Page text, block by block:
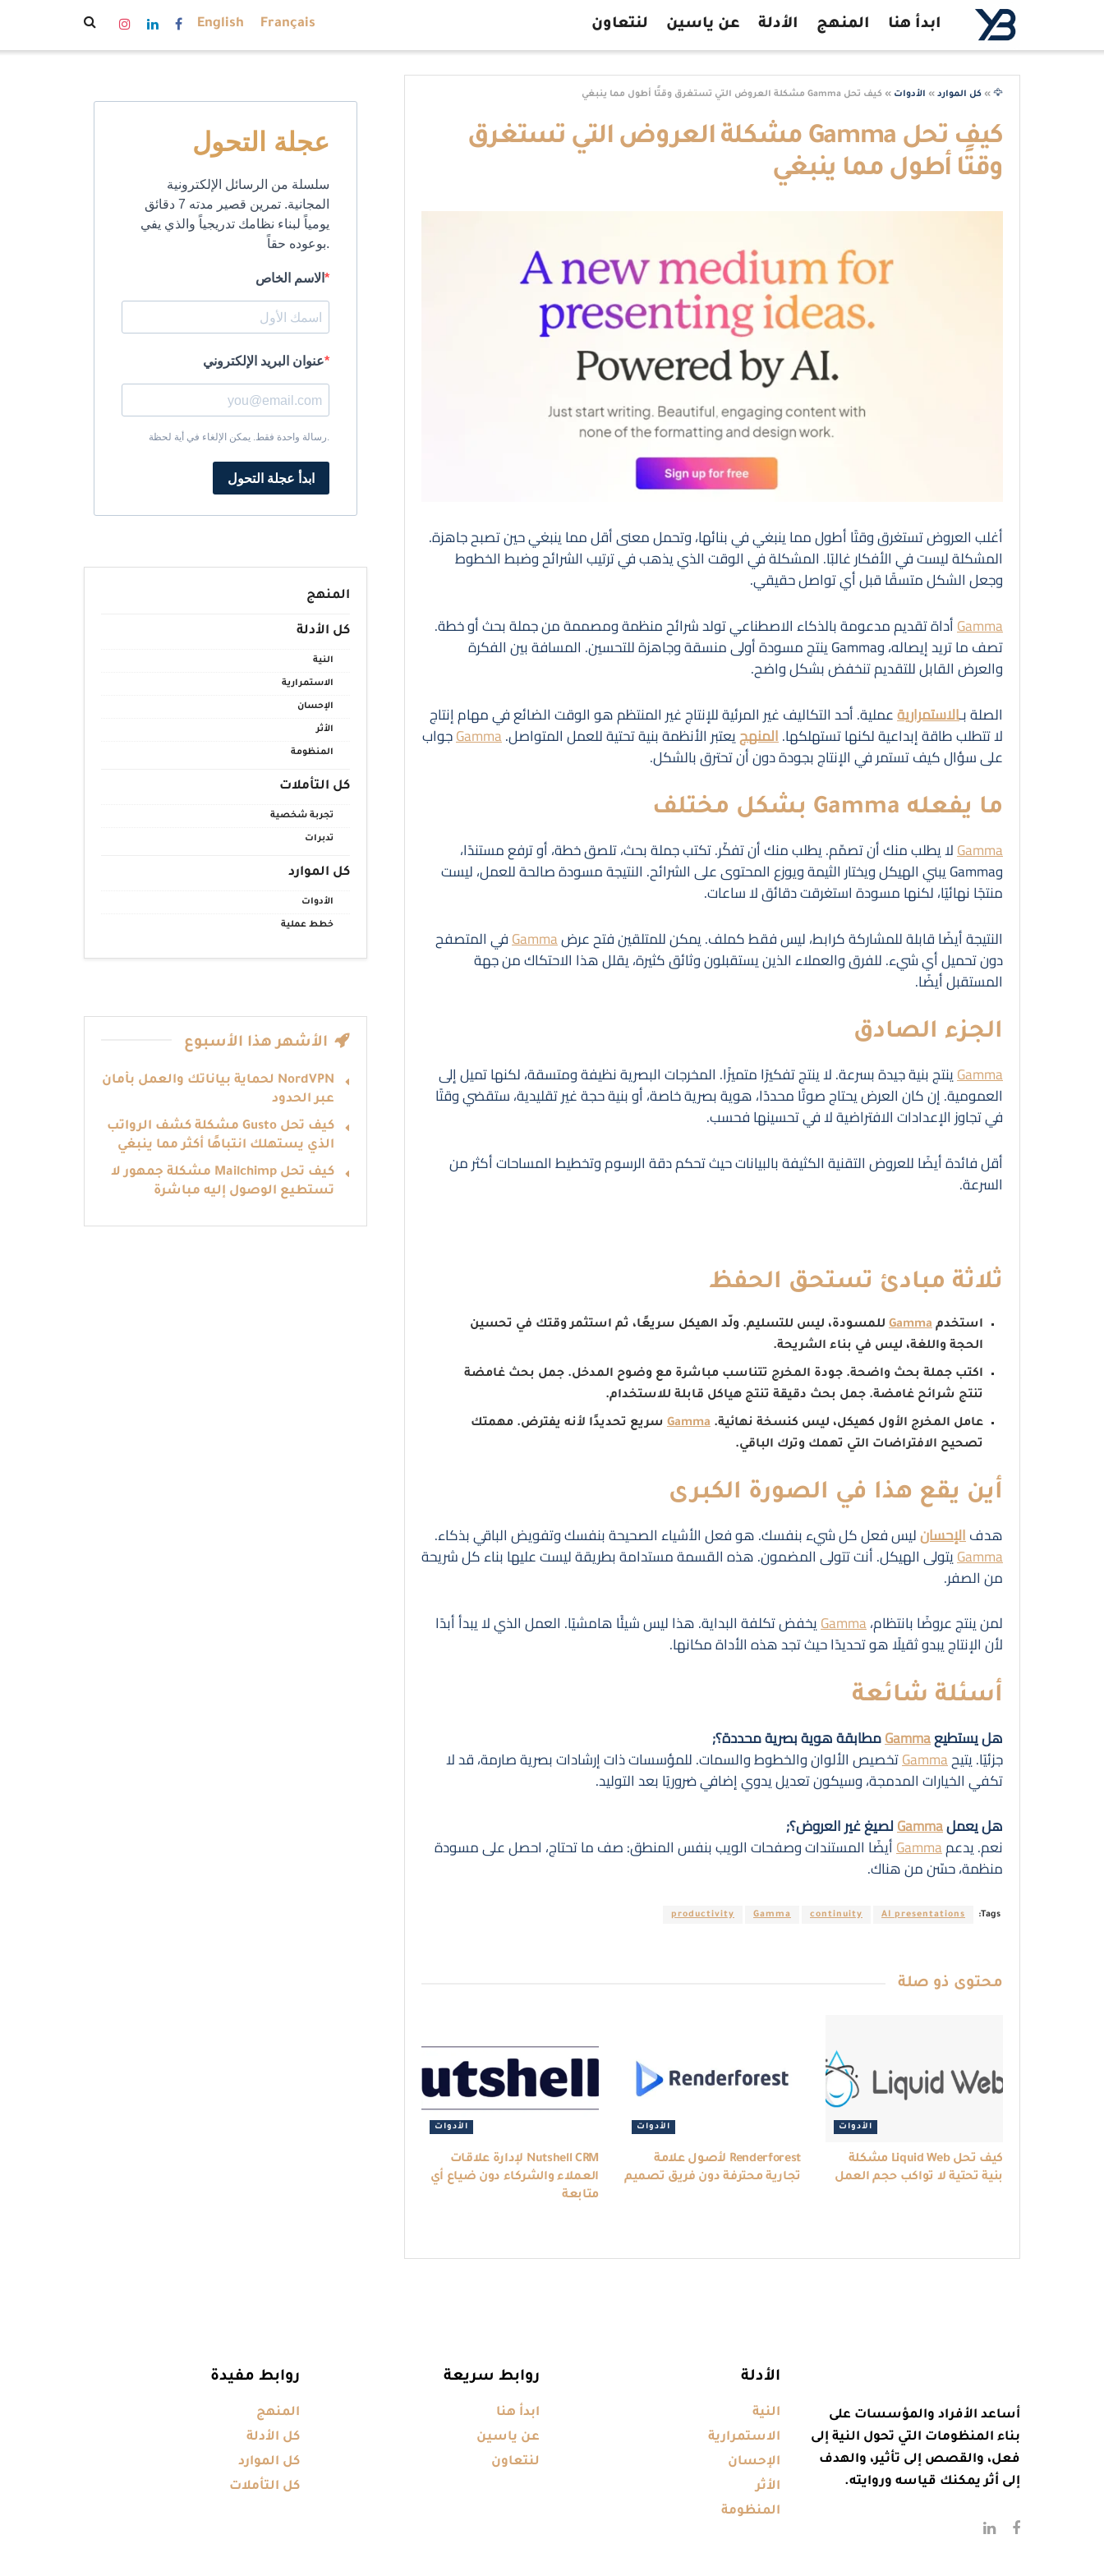
ابدأ هنا المنهج الأدلة عن ياسين لنتعاون Français
English
🦅
» كل الموارد » الأدوات » كيف تحل Gamma مشكلة العروض التي تستغرق وقتًا أطول مما ينبغي
كيف تحل Gamma مشكلة العروض التي تستغرق
وقتًا أطول مما ينبغي
أغلب العروض تستغرق وقتًا أطول مما ينبغي في بنائها، وتحمل معنى أقل مما ينبغي حين تصبح جاهزة.
المشكلة ليست في الأفكار غالبًا. المشكلة في الوقت الذي يذهب في ترتيب الشرائح وضبط الخطوط
وجعل الشكل متسقًا قبل أي تواصل حقيقي.
Gammaأداة تقديم مدعومة بالذكاء الاصطناعي تولد شرائح منظمة ومصممة من جملة بحث أو خطة.
تصف ما تريد إيصاله، وGamma ينتج مسودة أولى منسقة وجاهزة للتحسين. المسافة بين الفكرة
والعرض القابل للتقديم تنخفض بشكل واضح.
الصلة بـالاستمراريةعملية. أحد التكاليف غير المرئية للإنتاج غير المنتظم هو الوقت الضائع في مهام إنتاج
لا تتطلب طاقة إبداعية لكنها تستهلكها.المنهجيعتبر الأنظمة بنية تحتية للعمل المتواصل.Gammaجواب
على سؤال كيف تستمر في الإنتاج بجودة دون أن تحترق بالشكل.
ما يفعله Gamma بشكل مختلف
Gammaلا يطلب منك أن تصمّم. يطلب منك أن تفكّر. تكتب جملة بحث، تلصق خطة، أو ترفع مستندًا،
وGamma يبني الهيكل ويختار الثيمة ويوزع المحتوى على الشرائح. النتيجة مسودة صالحة للعمل، ليست
منتجًا نهائيًا، لكنها مسودة استغرقت دقائق لا ساعات.
النتيجة أيضًا قابلة للمشاركة كرابط، ليس فقط كملف. يمكن للمتلقين فتح عرضGammaفي المتصفح
دون تحميل أي شيء. للفرق والعملاء الذين يستقبلون وثائق كثيرة، يقلل هذا الاحتكاك من جهة
المستقبل أيضًا.
الجزء الصادق
Gammaينتج بنية جيدة بسرعة. لا ينتج تفكيرًا متميزًا. المخرجات البصرية نظيفة ومتسقة، لكنها تميل إلى
العمومية. إن كان العرض يحتاج صوتًا محددًا، هوية بصرية خاصة، أو بنية حجة غير تقليدية، ستقضي وقتًا
في تجاوز الإعدادات الافتراضية لا في تحسينها فحسب.
أقل فائدة أيضًا للعروض التقنية الكثيفة بالبيانات حيث تحكم دقة الرسوم وتخطيط المساحات أكثر من
السرعة.
ثلاثة مبادئ تستحق الحفظ
استخدم Gamma للمسودة، ليس للتسليم. ولّد الهيكل سريعًا، ثم استثمر وقتك في تحسين
الحجة واللغة، ليس في بناء الشريحة.
اكتب جملة بحث واضحة. جودة المخرج تتناسب مباشرة مع وضوح المدخل. جمل بحث غامضة
تنتج شرائح غامضة. جمل بحث دقيقة تنتج هياكل قابلة للاستخدام.
عامل المخرج الأول كهيكل، ليس كنسخة نهائية. Gamma سريع تحديدًا لأنه يفترض. مهمتك
تصحيح الافتراضات التي تهمك وترك الباقي.
أين يقع هذا في الصورة الكبرى
هدفالإحسانليس فعل كل شيء بنفسك. هو فعل الأشياء الصحيحة بنفسك وتفويض الباقي بذكاء.
Gammaيتولى الهيكل. أنت تتولى المضمون. هذه القسمة مستدامة بطريقة ليست عليها بناء كل شريحة
من الصفر.
لمن ينتج عروضًا بانتظام،Gammaيخفض تكلفة البداية. هذا ليس شيئًا هامشيًا. العمل الذي لا يبدأ أبدًا
لأن الإنتاج يبدو ثقيلًا هو تحديدًا حيث تجد هذه الأداة مكانها.
أسئلة شائعة
هل يستطيعGammaمطابقة هوية بصرية محددة؟;
جزئيًا. يتيحGammaتخصيص الألوان والخطوط والسمات. للمؤسسات ذات إرشادات بصرية صارمة، قد لا
تكفي الخيارات المدمجة، وسيكون تعديل يدوي إضافي ضروريًا بعد التوليد.
هل يعملGammaلصيغ غير العروض؟;
نعم. يدعمGammaأيضًا المستندات وصفحات الويب بنفس المنطق: صف ما تحتاج، احصل على مسودة
منظمة، حسّن من هناك.
Tags:
AI presentations
continuity
Gamma
productivity
محتوى ذو صلة
الأدوات
كيف تحل Liquid Web مشكلة
بنية تحتية لا تواكب حجم العمل
الأدوات
Renderforest لأصول علامة
تجارية محترفة دون فريق تصميم
الأدوات
Nutshell CRM لإدارة علاقات
العملاء والشركاء دون ضياع أي
متابعة
عجلة التحول
سلسلة من الرسائل الإلكترونية
المجانية. تمرين قصير مدته 7 دقائق
يومياً لبناء نظامك تدريجياً والذي يفي
بوعوده حقاً.
الاسم الخاص
عنوان البريد الإلكتروني
رسالة واحدة فقط. يمكن الإلغاء في أية لحظة.
ابدأ عجلة التحول
المنهج
كل الأدلة
النية
الاستمرارية
الإحسان
الأثر
المنظومة
كل التأملات
تجربة شخصية
تدبرات
كل الموارد
الأدوات
خطط عملية
الأشهر هذا الأسبوع
NordVPN لحماية بياناتك والعمل بأمان
عبر الحدود
كيف تحل Gusto مشكلة كشف الرواتب
الذي يستهلك انتباهًا أكثر مما ينبغي
كيف تحل Mailchimp مشكلة جمهور لا
تستطيع الوصول إليه مباشرة
أساعد الأفراد والمؤسسات على
بناء المنظومات التي تحول النية إلى
فعل، والقصص إلى تأثير، والهدف
إلى أثر يمكنك قياسه وروايته.
الأدلة
النية
الاستمرارية
الإحسان
الأثر
المنظومة
روابط سريعة
ابدأ هنا
عن ياسين
لنتعاون
روابط مفيدة
المنهج
كل الأدلة
كل الموارد
كل التأملات